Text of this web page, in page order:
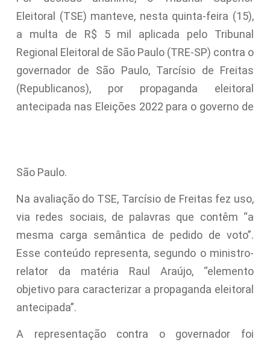
Eleitoral (TSE) manteve, nesta quinta-feira (15),
a multa de R$ 5 mil aplicada pelo Tribunal
Regional Eleitoral de São Paulo (TRE-SP) contra o
governador de São Paulo, Tarcísio de Freitas
(Republicanos), por propaganda eleitoral
antecipada nas Eleições 2022 para o governo de
São Paulo.
Na avaliação do TSE, Tarcísio de Freitas fez uso,
via redes sociais, de palavras que contêm “a
mesma carga semântica de pedido de voto”.
Esse conteúdo representa, segundo o ministro-
relator da matéria Raul Araújo, “elemento
objetivo para caracterizar a propaganda eleitoral
antecipada”.
A representação contra o governador foi